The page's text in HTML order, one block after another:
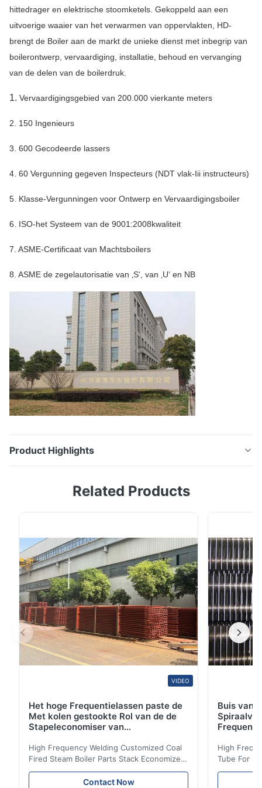
hittedrager en elektrische stoomketels. Gekoppeld aan een
uitvoerige waaier van het verwarmen van oppervlakten, HD-
brengt de Boiler aan de markt de unieke dienst met inbegrip van
boilerontwerp, vervaardiging, installatie, behoud en vervanging
van de delen van de boilerdruk.
1. Vervaardigingsgebied van 200.000 vierkante meters
2. 150 Ingenieurs
3. 600 Gecodeerde lassers
4. 60 Vergunning gegeven Inspecteurs (NDT vlak-Iii instructeurs)
5. Klasse-Vergunningen voor Ontwerp en Vervaardigingsboiler
6. ISO-het Systeem van de 9001:2008kwaliteit
7. ASME-Certificaat van Machtsboilers
8. ASME de zegelautorisatie van ‚S‘, van ‚U‘ en NB
Product Highlights
van de Boilervin de Uitwisselingsbuizen Het product
dienst als filter en mechanisme om hitte van het
materiaal binnen de buis aan de buitenruimte ...
Related Products
VIDEO
Het hoge Frequentielassen paste de
Met kolen gestookte Rol van de de
Stapeleconomiser van
High Frequency Welding Customized Coal
Fired Steam Boiler Parts Stack Economizer
Coil Boiler economizer Boiler Economizer is
the energy improving device that helps to
Contact Now
Buis van
High
Tube For